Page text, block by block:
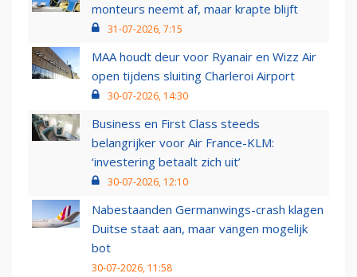
monteurs neemt af, maar krapte blijft
31-07-2026, 7:15
MAA houdt deur voor Ryanair en Wizz Air
open tijdens sluiting Charleroi Airport
30-07-2026, 14:30
Business en First Class steeds
belangrijker voor Air France-KLM:
‘investering betaalt zich uit’
30-07-2026, 12:10
Nabestaanden Germanwings-crash klagen
Duitse staat aan, maar vangen mogelijk
bot
30-07-2026, 11:58